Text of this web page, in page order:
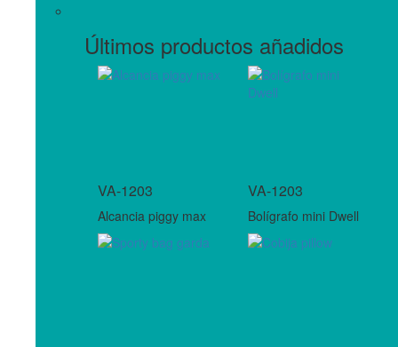
Últimos productos añadidos
VA-1203
Alcancia piggy max
VA-1203
Bolígrafo mini Dwell